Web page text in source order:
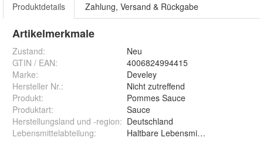
Produktdetails Zahlung, Versand & Rückgabe
Artikelmerkmale
Zustand:
Neu
GTIN / EAN:
4006824994415
Marke:
Develey
Hersteller Nr.:
Nicht zutreffend
Produkt:
Pommes Sauce
Produktart:
Sauce
Herstellungsland und -region: Deutschland
Lebensmittelabteilung:
Haltbare Lebensmittel